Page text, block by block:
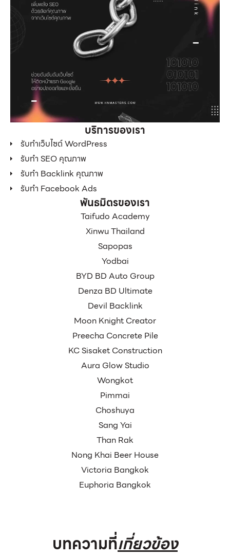
บริการของเรา
รับทำเว็บไซต์ WordPress
รับทำ SEO คุณภาพ
รับทำ Backlink คุณภาพ
รับทำ Facebook Ads
พันธมิตรของเรา
Taifudo Academy
Xinwu Thailand
Sapopas
Yodbai
BYD BD Auto Group
Denza BD Ultimate
Devil Backlink
Moon Knight Creator
Preecha Concrete Pile
KC Sisaket Construction
Aura Glow Studio
Wongkot
Pimmai
Choshuya
Sang Yai
Than Rak
Nong Khai Beer House
Victoria Bangkok
Euphoria Bangkok
บทความที่เกี่ยวข้อง